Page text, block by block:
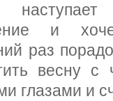
и
раз
весну
глазами и